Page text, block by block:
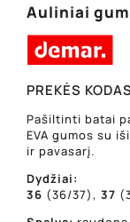
Auliniai
PREKĖS
Pašiltinti batai
EVA gumos su
ir pavasarį.
Dydžiai:
36 (36/37), 37